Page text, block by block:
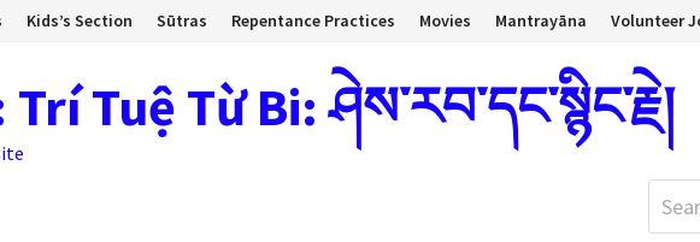
Kids’s Section Sūtras Repentance Practices Movies Mantrayāna Volunteer
Tuệ Từ Bi: ཤེས་རབ་དང་སྙིང་རྗེ།
Search
for: